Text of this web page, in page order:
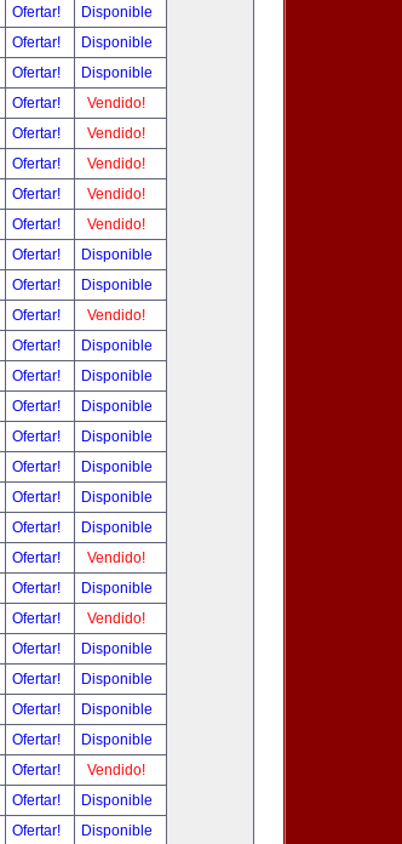
Ofertar!
Disponible
Ofertar!
Disponible
Ofertar!
Disponible
Ofertar!
Vendido!
Ofertar!
Vendido!
Ofertar!
Vendido!
Ofertar!
Vendido!
Ofertar!
Vendido!
Ofertar!
Disponible
Ofertar!
Disponible
Ofertar!
Vendido!
Ofertar!
Disponible
Ofertar!
Disponible
Ofertar!
Disponible
Ofertar!
Disponible
Ofertar!
Disponible
Ofertar!
Disponible
Ofertar!
Disponible
Ofertar!
Vendido!
Ofertar!
Disponible
Ofertar!
Vendido!
Ofertar!
Disponible
Ofertar!
Disponible
Ofertar!
Disponible
Ofertar!
Disponible
Ofertar!
Vendido!
Ofertar!
Disponible
Ofertar! Disponible